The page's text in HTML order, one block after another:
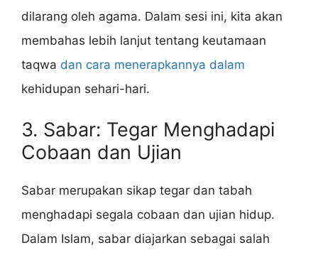
dilarang oleh agama. Dalam sesi ini, kita akan
membahas lebih lanjut tentang keutamaan
taqwa dan cara menerapkannya dalam
kehidupan sehari-hari.
3. Sabar: Tegar Menghadapi
Cobaan dan Ujian
Sabar merupakan sikap tegar dan tabah
menghadapi segala cobaan dan ujian hidup.
Dalam Islam, sabar diajarkan sebagai salah